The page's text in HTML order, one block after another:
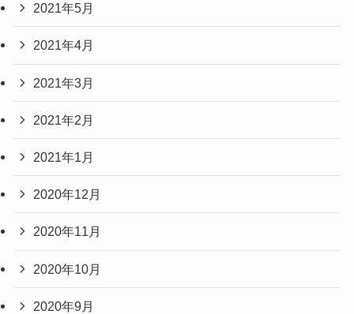
2021年5月
2021年4月
2021年3月
2021年2月
2021年1月
2020年12月
2020年11月
2020年10月
2020年9月